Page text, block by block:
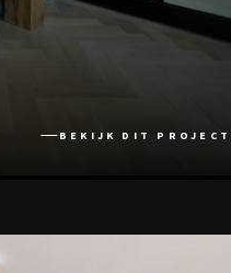
BEKIJK DIT PROJECT